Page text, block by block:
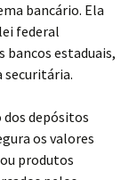
bancário. Ela
federal
bancos estaduais,
securitária.
dos depósitos
os valores
produtos